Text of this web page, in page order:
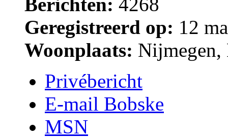
Geregistreerd op: 12
Woonplaats:
Privébericht
E-mail Bobske
MSN